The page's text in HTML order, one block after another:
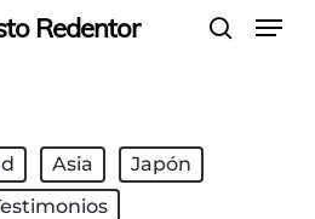
Redentor Menu
Asia
Japón